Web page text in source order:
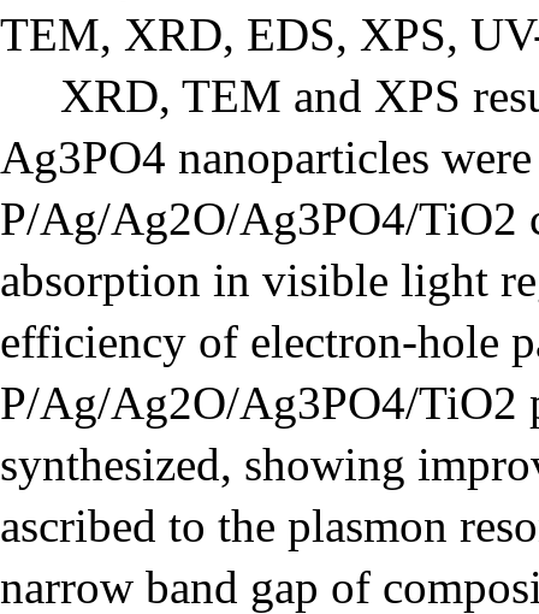
TEM, XRD, EDS, XPS,
XRD, TEM and XPS
Ag3PO4 nanoparticles
P/Ag/Ag2O/Ag3PO4/TiO2
absorption in visible light
efficiency of electron-hole
P/Ag/Ag2O/Ag3PO4/TiO2
synthesized, showing
ascribed to the plasmon
narrow band gap of